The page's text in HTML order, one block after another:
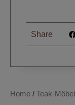
Home / Teak-Möbel
Share